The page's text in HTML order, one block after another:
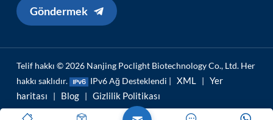
Göndermek
Telif hakkı © 2026 Nanjing Poclight Biotechnology Co., Ltd. Her
hakkı saklıdır.
IPv6 Ağ Desteklendi | XML | Yer
haritası
| Blog | Gizlilik Politikası